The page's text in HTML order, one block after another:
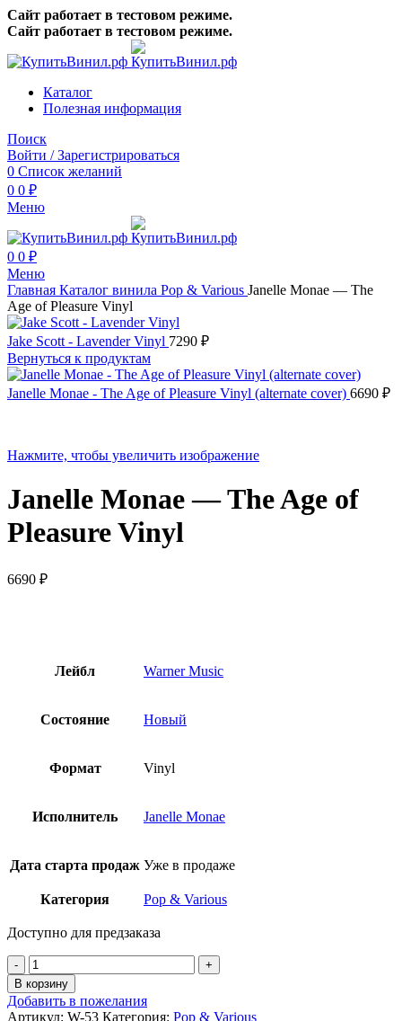
Сайт работает в тестовом режиме.
Сайт работает в тестовом режиме.
Каталог
Полезная информация
Поиск
Войти / Зарегистрироваться
0 Список желаний
0 0 ₽
Меню
0 0 ₽
Меню
Главная Каталог винила Pop & Various Janelle Monae — The
Age of Pleasure Vinyl
Jake Scott - Lavender Vinyl 7290 ₽
Вернуться к продуктам
Janelle Monae - The Age of Pleasure Vinyl (alternate cover) 6690 ₽
Нажмите, чтобы увеличить изображение
Janelle Monae — The Age of
Pleasure Vinyl
6690 ₽
Лейбл Warner Music
Состояние Новый
Формат Vinyl
Исполнитель Janelle Monae
Дата старта продаж Уже в продаже
Категория Pop & Various
Доступно для предзаказа
Количество
товара
Janelle
Monae
В корзину
Добавить в пожелания
Артикул: W-53 Категория: Pop & Various